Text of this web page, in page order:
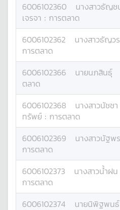
6006102360 นางสาวธัญช
เจรจา : การตลาด
6006102362 นางสาวธัญว
การตลาด
6006102366 นายนภสินธุ์
ตลาด
6006102368 นางสาวนัชชา
ทรัพย์ : การตลาด
6006102369 นางสาวนัฐพร
การตลาด
6006102373 นางสาวน้ำฝน
การตลาด
6006102374 นายนิพิฐพนธ์